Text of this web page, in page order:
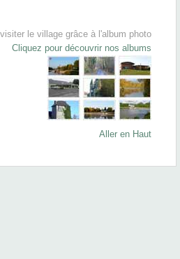
le village grâce à l'album photo
Cliquez pour découvrir nos albums
Aller en Haut